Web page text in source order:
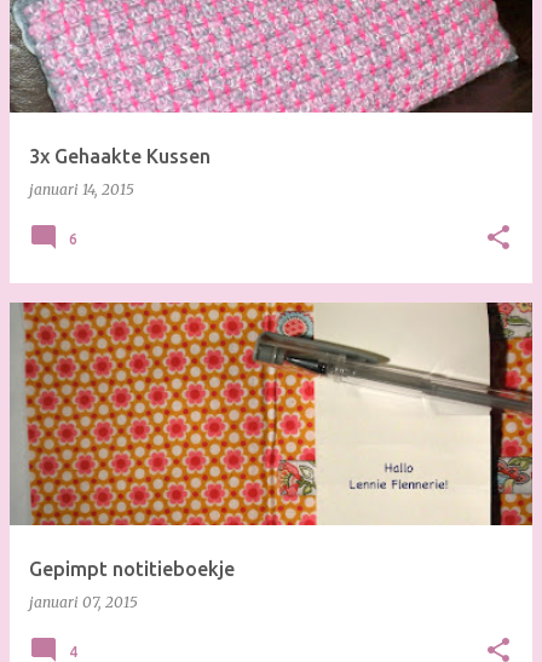
3x Gehaakte Kussen
januari 14, 2015
6
Gepimpt notitieboekje
januari 07, 2015
4